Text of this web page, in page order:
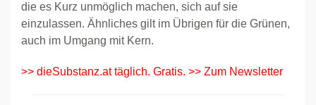
die es Kurz unmöglich machen, sich auf sie
einzulassen. Ähnliches gilt im Übrigen für die Grünen,
auch im Umgang mit Kern.
>> dieSubstanz.at täglich. Gratis. >> Zum Newsletter